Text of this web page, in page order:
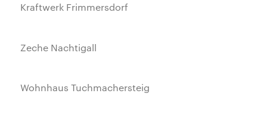
Kraftwerk Frimmersdorf
Zeche Nachtigall
Wohnhaus Tuchmachersteig